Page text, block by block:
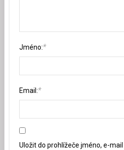
Jméno:*
Email:*
Uložit do prohlížeče jméno, e-